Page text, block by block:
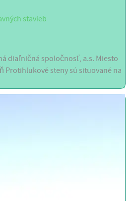
stavieb
diaľničná spoločnosť, a.s. Miesto
Protihlukové steny sú situované na